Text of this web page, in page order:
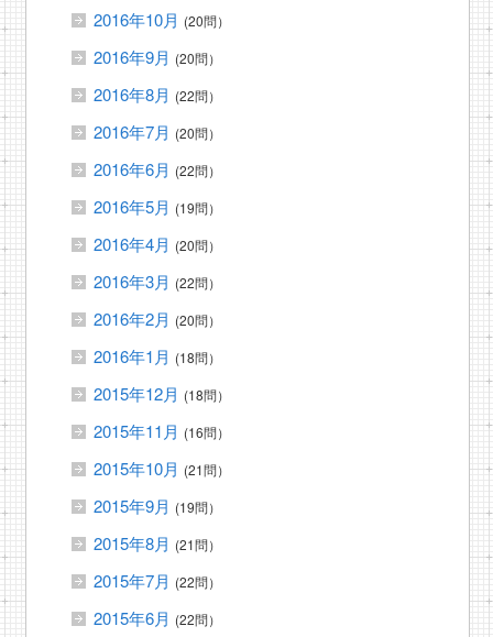
2016年10月 (20問）
2016年9月 (20問）
2016年8月 (22問）
2016年7月 (20問）
2016年6月 (22問）
2016年5月 (19問）
2016年4月 (20問）
2016年3月 (22問）
2016年2月 (20問）
2016年1月 (18問）
2015年12月 (18問）
2015年11月 (16問）
2015年10月 (21問）
2015年9月 (19問）
2015年8月 (21問）
2015年7月 (22問）
2015年6月 (22問）